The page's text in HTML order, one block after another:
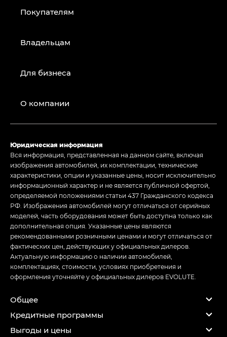
Покупателям
Владельцам
Для бизнеса
О компании
Юридическая информация
Вся информация, представленная на данном сайте, включая
изображения автомобилей, их комплектации, технические
характеристики, опции и указанные цены, носит исключительно
информационный характер и не является публичной офертой,
определяемой положениями статьи 437 Гражданского кодекса
РФ. Изображения автомобилей могут отличаться от серийных
моделей, часть оборудования может быть доступна только как
дополнительная опция. Указанные цены являются
рекомендованными розничными ценами и могут отличаться от
фактических цен, действующих у официальных дилеров.
Актуальную информацию о наличии автомобилей,
комплектациях, стоимости, условиях приобретения и
оформления уточняйте у официальных дилеров EVOLUTE.
Общее
Кредитные программы
Выгоды и цены